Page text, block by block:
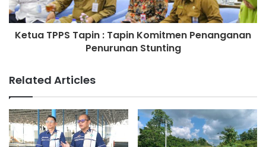
Ketua TPPS Tapin : Tapin Komitmen Penanganan
Penurunan Stunting
Related Articles